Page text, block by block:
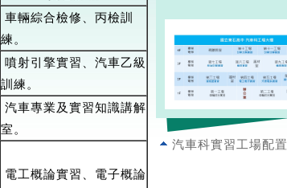
汽車科實習工場配置
車輛綜合檢修、丙檢訓
練。
噴射引擎實習、汽車乙級
訓練。
汽車專業及實習知識講解
室。
電工概論實習、電子概論